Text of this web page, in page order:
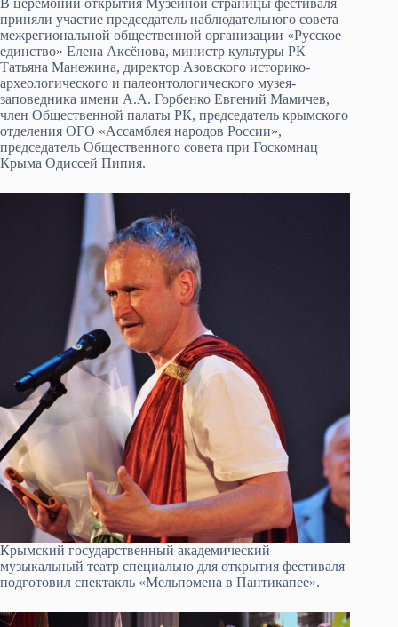
В церемонии открытия Музейной страницы фестиваля
приняли участие председатель наблюдательного совета
межрегиональной общественной организации «Русское
единство» Елена Аксёнова, министр культуры РК
Татьяна Манежина, директор Азовского историко-
археологического и палеонтологического музея-
заповедника имени А.А. Горбенко Евгений Мамичев,
член Общественной палаты РК, председатель крымского
отделения ОГО «Ассамблея народов России»,
председатель Общественного совета при Госкомнац
Крыма Одиссей Пипия.
Крымский государственный академический
музыкальный театр специально для открытия фестиваля
подготовил спектакль «Мельпомена в Пантикапее».